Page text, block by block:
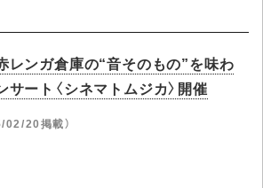
レンガ倉庫の“音そのもの”を味わ
サート〈シネマトムジカ〉開催
02/20掲載）